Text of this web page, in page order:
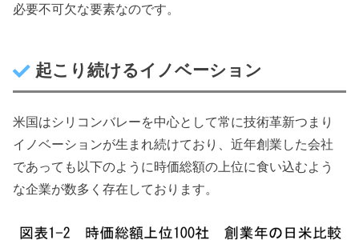
必要不可欠な要素なのです。
起こり続けるイノベーション
米国はシリコンバレーを中心として常に技術革新つまり
イノベーションが生まれ続けており、近年創業した会社
であっても以下のように時価総額の上位に食い込むよう
な企業が数多く存在しております。